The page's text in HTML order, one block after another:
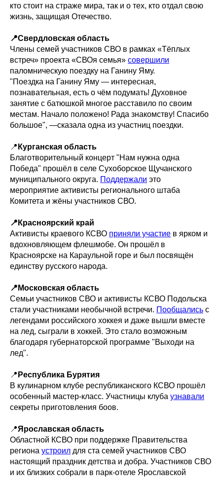
кто стоит на страже мира, так и о тех, кто отдал свою
жизнь, защищая Отечество.
📍Свердловская область
Члены семей участников СВО в рамках «Тёплых
встреч» проекта «СВОя семья» совершили
паломническую поездку на Ганину Яму.
"Поездка на Ганину Яму — интересная,
познавательная, есть о чём подумать! Духовное
занятие с батюшкой многое расставило по своим
местам. Начало положено! Рада знакомству! Спасибо
большое", —сказала одна из участниц поездки.
📍 Курганская область
Благотворительный концерт "Нам нужна одна
Победа" прошёл в селе Сухоборское Щучанского
муниципального округа. Поддержали это
мероприятие активисты регионального штаба
Комитета и жёны участников СВО.
📍Красноярский край
Активисты краевого КСВО приняли участие в ярком и
вдохновляющем флешмобе. Он прошёл в
Красноярске на Караульной горе и был посвящён
единству русского народа.
📍Московская область
Семьи участников СВО и активисты КСВО Подольска
стали участниками необычной встречи. Пообщались с
легендами российского хоккея и даже вышли вместе
на лед, сыграли в хоккей. Это стало возможным
благодаря губернаторской программе "Выходи на
лед".
📍 Республика Бурятия
В кулинарном клубе республиканского КСВО прошёл
особенный мастер-класс. Участницы клуба узнавали
секреты приготовления боов.
📍Ярославская область
Областной КСВО при поддержке Правительства
региона устроил для ста семей участников СВО
настоящий праздник детства и добра. Участников СВО
и их близких собрали в парк-отеле Ярославской